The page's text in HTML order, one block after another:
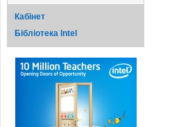
Кабінет
Бібліотека Intel